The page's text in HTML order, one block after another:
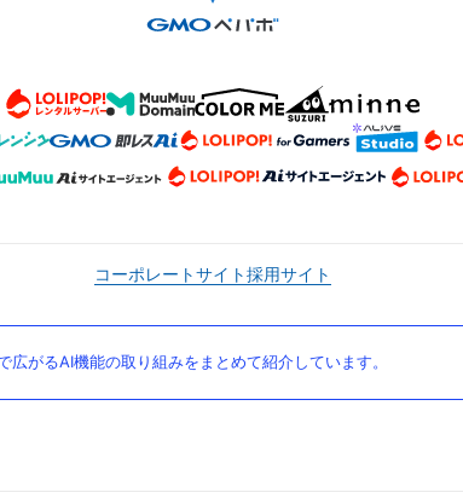
コーポレートサイト採用サイト
がるAI機能の取り組みをまとめて紹介しています。